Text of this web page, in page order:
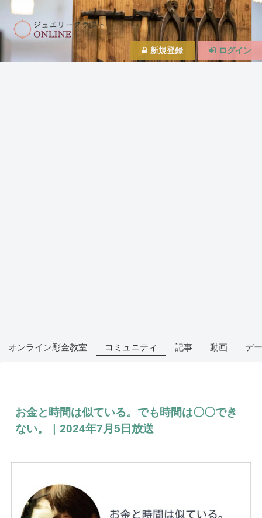
オンライン彫金教室 コミュニティ 記事 動画 デ
お金と時間は似ている。でも時間は〇〇でき
ない。｜2024年7月5日放送
新規登録 ログイン